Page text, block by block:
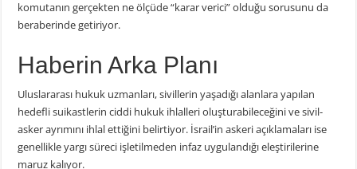
komutanın gerçekten ne ölçüde “karar verici” olduğu sorusunu da
beraberinde getiriyor.
Haberin Arka Planı
Uluslararası hukuk uzmanları, sivillerin yaşadığı alanlara yapılan
hedefli suikastlerin ciddi hukuk ihlalleri oluşturabileceğini ve sivil-
asker ayrımını ihlal ettiğini belirtiyor. İsrail’in askeri açıklamaları ise
genellikle yargı süreci işletilmeden infaz uygulandığı eleştirilerine
maruz kalıyor.